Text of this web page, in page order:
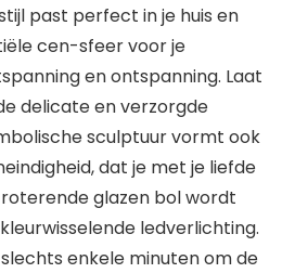
past perfect in je huis en
cen-sfeer voor je
en ontspanning. Laat
delicate en verzorgde
sculptuur vormt ook
dat je met je liefde
glazen bol wordt
ledverlichting.
enkele minuten om de